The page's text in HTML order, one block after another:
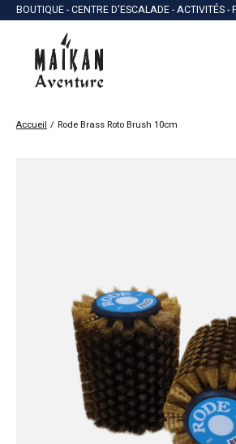
BOUTIQUE - CENTRE D'ESCALADE - ACTIVITÉS -
Accueil / Rode Brass Roto Brush 10cm